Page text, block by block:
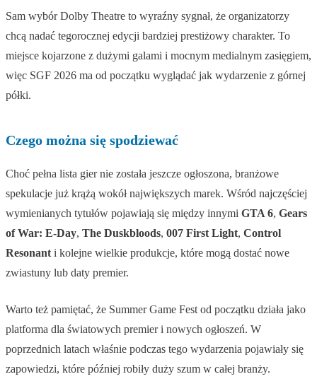
Sam wybór Dolby Theatre to wyraźny sygnał, że organizatorzy
chcą nadać tegorocznej edycji bardziej prestiżowy charakter. To
miejsce kojarzone z dużymi galami i mocnym medialnym zasięgiem,
więc SGF 2026 ma od początku wyglądać jak wydarzenie z górnej
półki.
Czego można się spodziewać
Choć pełna lista gier nie została jeszcze ogłoszona, branżowe
spekulacje już krążą wokół największych marek. Wśród najczęściej
wymienianych tytułów pojawiają się między innymi GTA 6, Gears
of War: E-Day, The Duskbloods, 007 First Light, Control
Resonant i kolejne wielkie produkcje, które mogą dostać nowe
zwiastuny lub daty premier.
Warto też pamiętać, że Summer Game Fest od początku działa jako
platforma dla światowych premier i nowych ogłoszeń. W
poprzednich latach właśnie podczas tego wydarzenia pojawiały się
zapowiedzi, które później robiły duży szum w całej branży.